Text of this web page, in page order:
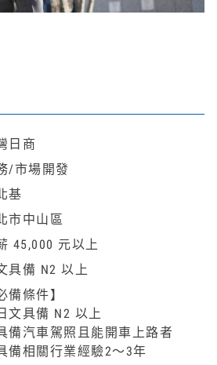
日商
/市場開發
基
市中山區
45,000 元以上
具備 N2 以上
備條件】
文具備 N2 以上
備汽車駕照且能開車上路者
備相關行業經驗2～3年